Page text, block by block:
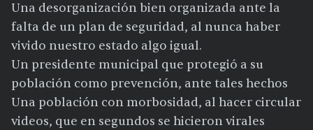
Una desorganización bien organizada ante la
falta de un plan de seguridad, al nunca haber
vivido nuestro estado algo igual.
Un presidente municipal que protegió a su
población como prevención, ante tales hechos
Una población con morbosidad, al hacer circular
videos, que en segundos se hicieron virales